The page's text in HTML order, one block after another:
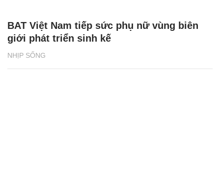
NHỊP SỐNG
BAT Việt Nam tiếp sức phụ nữ vùng biên
giới phát triển sinh kế